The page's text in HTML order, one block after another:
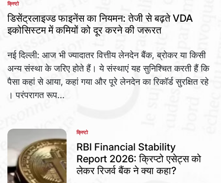
POSTED
IN
क्रिप्टो
डिसेंट्रलाइज्ड फाइनेंस का नियमन: तेजी से बढ़ते VDA
इकोसिस्टम में कमियों को दूर करने की जरूरत
नई दिल्ली: आज भी ज्यादातर वित्तीय लेनदेन बैंक, ब्रोकर या किसी
अन्य संस्था के जरिए होते हैं। ये संस्थाएं यह सुनिश्चित करती हैं कि
पैसा कहां से आया, कहां गया और पूरे लेनदेन का रिकॉर्ड सुरक्षित रहे
। परंपरागत रूप...
POSTED
IN
क्रिप्टो
RBI Financial Stability
Report 2026: क्रिप्टो एसेट्स को
लेकर रिजर्व बैंक ने क्या कहा?